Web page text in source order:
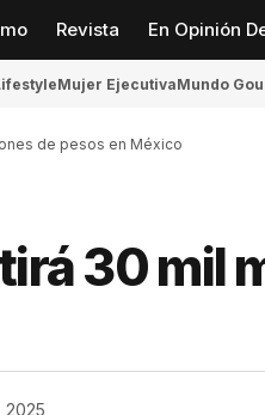
Revista En Opinión
Mujer EjecutivaMundo
de pesos en México
30 mil
2025